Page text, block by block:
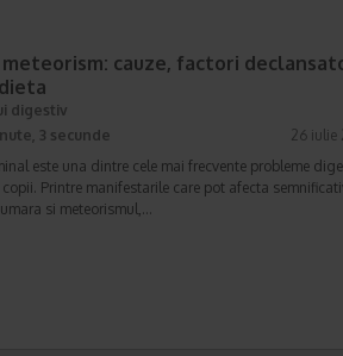
cauze, factori
digestiv
3 secunde
26 iulie
este una dintre cele mai frecvente probleme
Printre manifestarile care pot afecta
si meteorismul,…